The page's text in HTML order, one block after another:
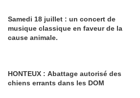
Samedi 18 juillet : un concert de
musique classique en faveur de la
cause animale.
HONTEUX : Abattage autorisé des
chiens errants dans les DOM